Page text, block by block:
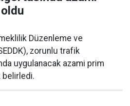
Düzenleme ve
zorunlu trafik
uygulanacak azami prim
belirledi.